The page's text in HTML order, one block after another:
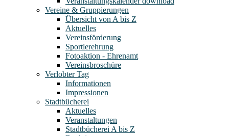
Vereine & Gruppierungen
Übersicht von A bis Z
Aktuelles
Vereinsförderung
Sportlerehrung
Fotoaktion - Ehrenamt
Vereinsbroschüre
Verlobter Tag
Informationen
Impressionen
Stadtbücherei
Aktuelles
Veranstaltungen
Stadtbücherei A bis Z